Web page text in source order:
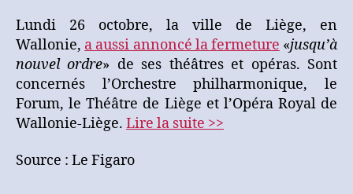
Lundi 26 octobre, la ville de Liège, en
Wallonie, a aussi annoncé la fermeture «jusqu’à
nouvel ordre» de ses théâtres et opéras. Sont
concernés l’Orchestre philharmonique, le
Forum, le Théâtre de Liège et l’Opéra Royal de
Wallonie-Liège. Lire la suite >>
Source : Le Figaro